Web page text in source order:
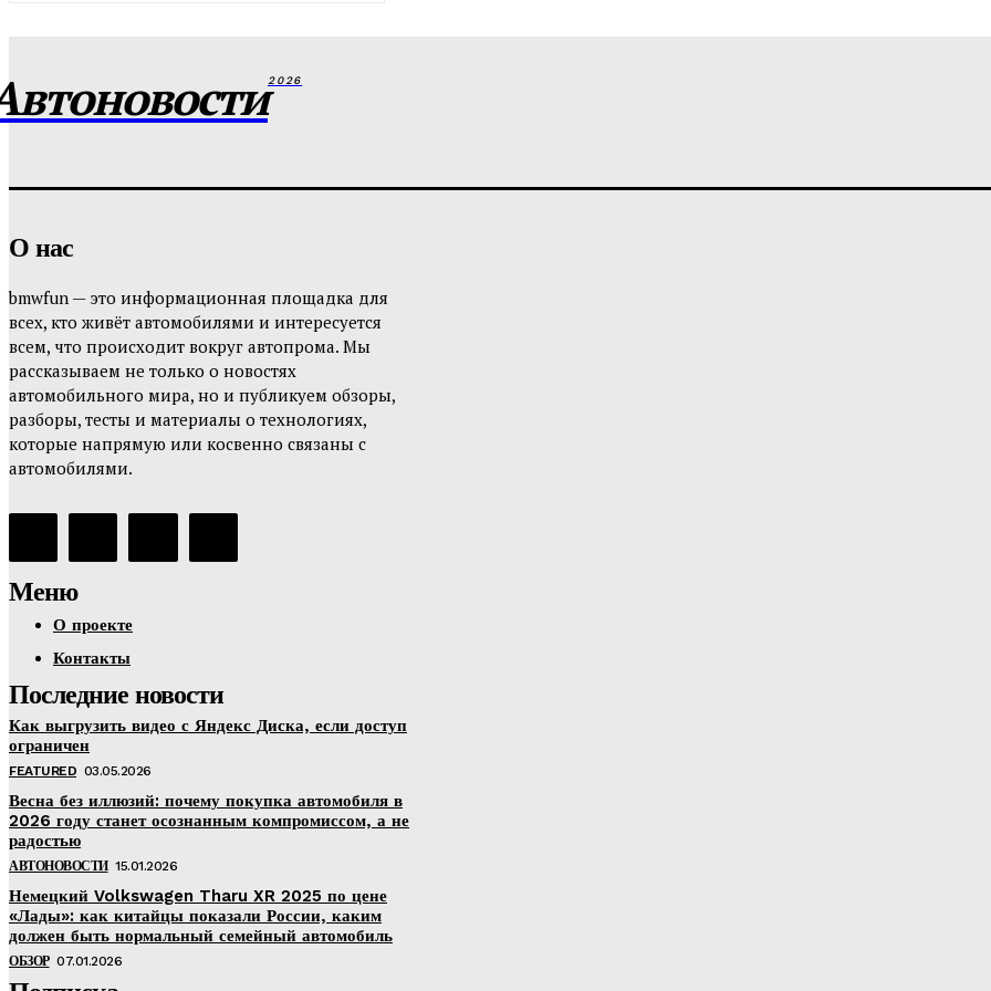
2026
О нас
bmwfun — это информационная площадка для
всех, кто живёт автомобилями и интересуется
всем, что происходит вокруг автопрома. Мы
рассказываем не только о новостях
автомобильного мира, но и публикуем обзоры,
разборы, тесты и материалы о технологиях,
которые напрямую или косвенно связаны с
автомобилями.
Меню
О проекте
Контакты
Последние новости
Как выгрузить видео с Яндекс Диска, если доступ
ограничен
FEATURED 03.05.2026
Весна без иллюзий: почему покупка автомобиля в
2026 году станет осознанным компромиссом, а не
радостью
АВТОНОВОСТИ 15.01.2026
Немецкий Volkswagen Tharu XR 2025 по цене
«Лады»: как китайцы показали России, каким
должен быть нормальный семейный автомобиль
ОБЗОР 07.01.2026